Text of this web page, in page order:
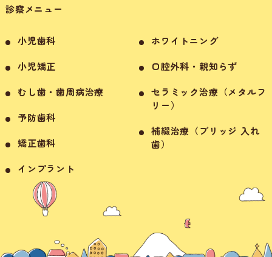
診察メニュー
小児歯科
小児矯正
むし歯・歯周病治療
予防歯科
矯正歯科
インプラント
ホワイトニング
口腔外科・親知らず
セラミック治療（メタルフ
リー）
補綴治療（ブリッジ 入れ
歯）